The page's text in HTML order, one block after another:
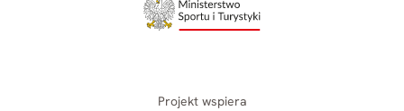
Projekt wspiera